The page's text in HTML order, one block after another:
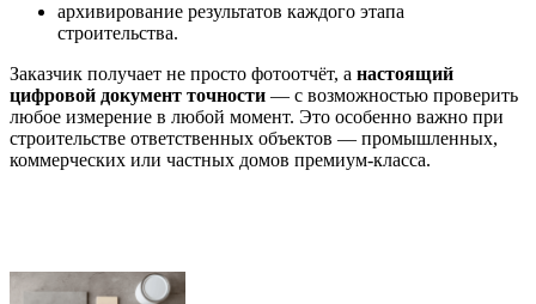
архивирование результатов каждого этапа
строительства.
Заказчик получает не просто фотоотчёт, а настоящий
цифровой документ точности — с возможностью проверить
любое измерение в любой момент. Это особенно важно при
строительстве ответственных объектов — промышленных,
коммерческих или частных домов премиум-класса.